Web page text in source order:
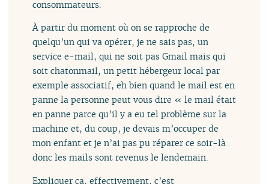
consommateurs.
À partir du moment où on se rapproche de
quelqu’un qui va opérer, je ne sais pas, un
service e-mail, qui ne soit pas Gmail mais qui
soit chatonmail, un petit hébergeur local par
exemple associatif, eh bien quand le mail est en
panne la personne peut vous dire « le mail était
en panne parce qu’il y a eu tel problème sur la
machine et, du coup, je devais m’occuper de
mon enfant et je n’ai pas pu réparer ce soir-là
donc les mails sont revenus le lendemain.
Expliquer ça, effectivement, c’est